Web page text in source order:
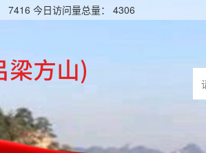
7416 今日访问量总量： 4306